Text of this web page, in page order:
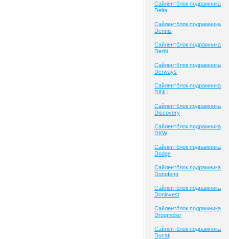
Сайлентблок подрамника
Delta
Сайлентблок подрамника
Dennis
Сайлентблок подрамника
Derbi
Сайлентблок подрамника
Derways
Сайлентблок подрамника
DINLI
Сайлентблок подрамника
Discovery
Сайлентблок подрамника
DKW
Сайлентблок подрамника
Dodge
Сайлентблок подрамника
Dongfeng
Сайлентблок подрамника
Doninvest
Сайлентблок подрамника
Drogmoller
Сайлентблок подрамника
Ducati